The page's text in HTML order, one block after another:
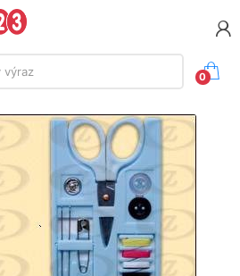
výraz
0